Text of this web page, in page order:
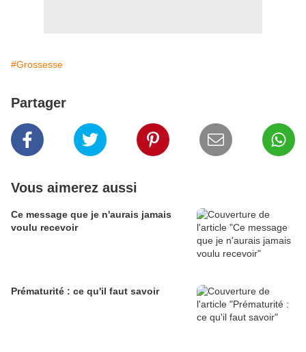
#Grossesse
Partager
Vous aimerez aussi
Ce message que je n'aurais jamais
voulu recevoir
Prématurité : ce qu'il faut savoir